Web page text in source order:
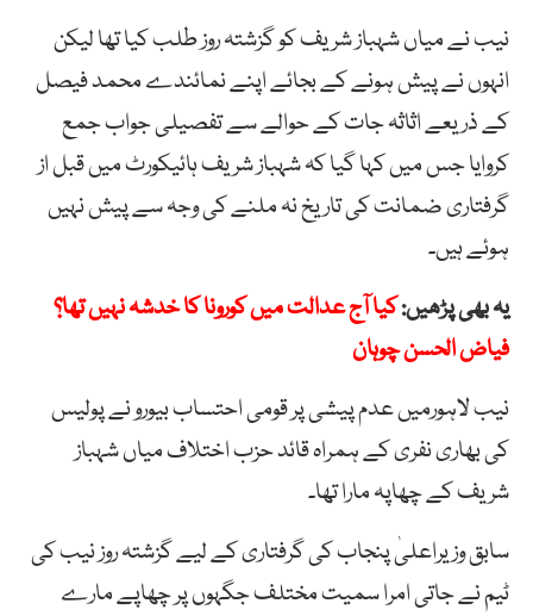
نیب نے میاں شہباز شریف کو گزشتہ روز طلب کیا تھا لیکن
انہوں نے پیش ہونے کے بجائے اپنے نمائندے محمد فیصل
کے ذریعے اثاثہ جات کے حوالے سے تفصیلی جواب جمع
کروایا جس میں کہا گیا کہ شہباز شریف ہائیکورٹ میں قبل از
گرفتاری ضمانت کی تاریخ نہ ملنے کی وجہ سے پیش نہیں
ہوئے ہیں۔
یہ بھی پڑھیں:کیا آج عدالت میں کورونا کا خدشہ نہیں تھا؟
فیاض الحسن چوہان
نیب لاہورمیں عدم پیشی پر قومی احتساب بیورو نے پولیس
کی بھاری نفری کے ہمراہ قائد حزب اختلاف میاں شہباز
شریف کے چھاپہ مارا تھا۔
سابق وزیراعلیٰ پنجاب کی گرفتاری کے لیے گزشتہ روز نیب کی
ٹیم نے جاتی امرا سمیت مختلف جگہوں پر چھاپے مارے